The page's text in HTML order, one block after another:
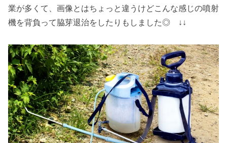
業が多くて、画像とはちょっと違うけどこんな感じの噴射
機を背負って脇芽退治をしたりもしました◎ ↓↓